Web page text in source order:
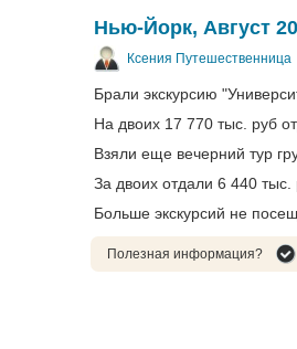
Нью-Йорк, Август
Ксения Путешественница
Брали экскурсию
На двоих 17 770 тыс. руб
Взяли еще вечерний тур
За двоих отдали 6 440 тыс.
Больше экскурсий не
Полезная информация?